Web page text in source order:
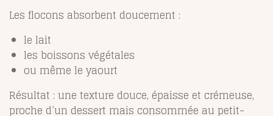
Les flocons absorbent doucement :
le lait
les boissons végétales
ou même le yaourt
Résultat : une texture douce, épaisse et crémeuse,
proche d’un dessert mais consommée au petit-